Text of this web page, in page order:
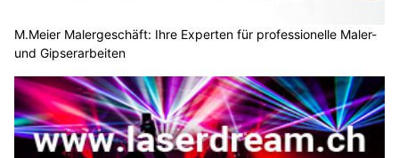
M.Meier Malergeschäft: Ihre Experten für professionelle Maler-
und Gipserarbeiten